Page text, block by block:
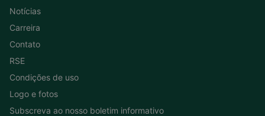
Notícias
Carreira
Contato
RSE
Condições de uso
Logo e fotos
Subscreva ao nosso boletim informativo